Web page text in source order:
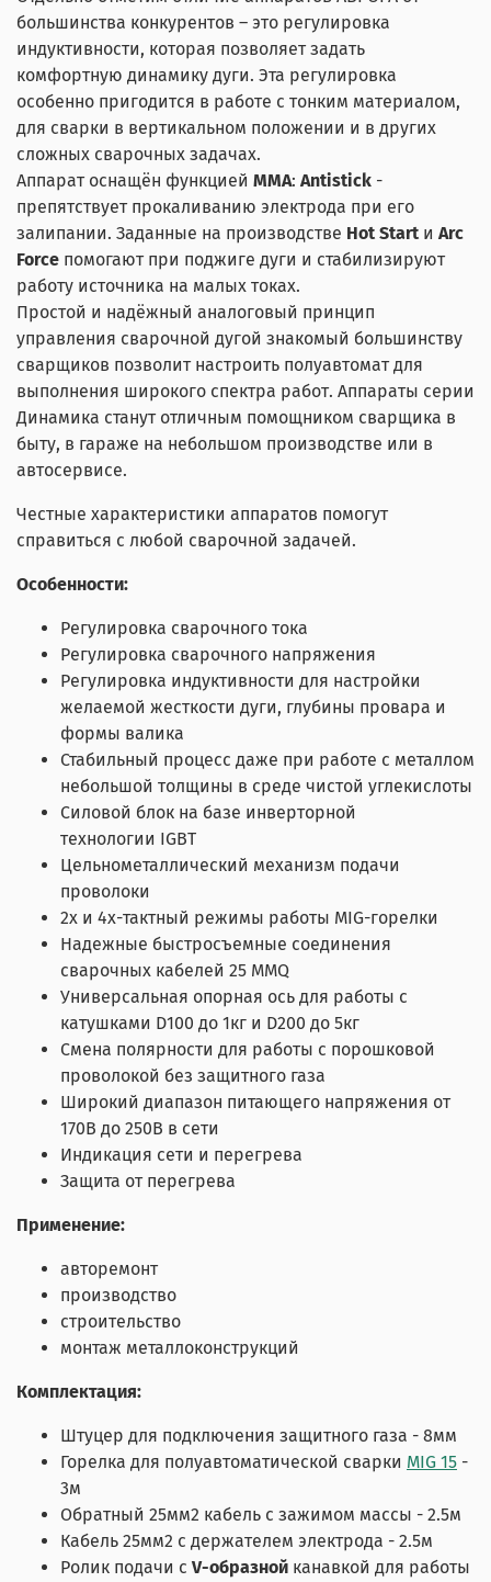
большинства конкурентов – это регулировка
индуктивности, которая позволяет задать
комфортную динамику дуги. Эта регулировка
особенно пригодится в работе с тонким материалом,
для сварки в вертикальном положении и в других
сложных сварочных задачах.
Аппарат оснащён функцией MMA: Antistick -
препятствует прокаливанию электрода при его
залипании. Заданные на производстве Hot Start и Arc
Force помогают при поджиге дуги и стабилизируют
работу источника на малых токах.
Простой и надёжный аналоговый принцип
управления сварочной дугой знакомый большинству
сварщиков позволит настроить полуавтомат для
выполнения широкого спектра работ. Аппараты серии
Динамика станут отличным помощником сварщика в
быту, в гараже на небольшом производстве или в
автосервисе.
Честные характеристики аппаратов помогут
справиться с любой сварочной задачей.
Особенности:
Регулировка сварочного тока
Регулировка сварочного напряжения
Регулировка индуктивности для настройки
желаемой жесткости дуги, глубины провара и
формы валика
Стабильный процесс даже при работе с металлом
небольшой толщины в среде чистой углекислоты
Силовой блок на базе инверторной
технологии IGBT
Цельнометаллический механизм подачи
проволоки
2х и 4х-тактный режимы работы MIG-горелки
Надежные быстросъемные соединения
сварочных кабелей 25 MMQ
Универсальная опорная ось для работы с
катушками D100 до 1кг и D200 до 5кг
Смена полярности для работы с порошковой
проволокой без защитного газа
Широкий диапазон питающего напряжения от
170В до 250В в сети
Индикация сети и перегрева
Защита от перегрева
Применение:
авторемонт
производство
строительство
монтаж металлоконструкций
Комплектация:
Штуцер для подключения защитного газа - 8мм
Горелка для полуавтоматической сварки MIG 15 -
3м
Обратный 25мм2 кабель с зажимом массы - 2.5м
Кабель 25мм2 с держателем электрода - 2.5м
Ролик подачи с V-образной канавкой для работы